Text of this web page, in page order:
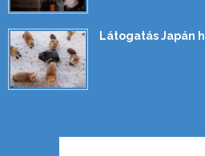
Látogatás Japán